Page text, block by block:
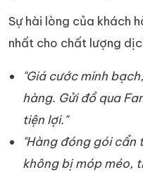
Sự hài lòng của khách
nhất cho chất lượng
"Giá cước minh
hàng. Gửi đồ qua
tiện lợi."
"Hàng đóng gói cẩn
không bị móp méo,